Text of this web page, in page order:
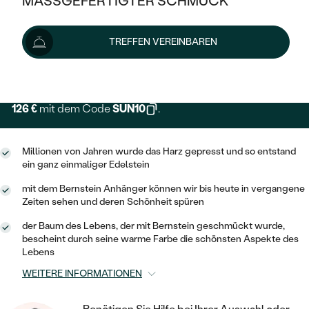
KLASSISCH
MEMOIRE
V-FORM
VINTAGE
GEHÄMMERTE
VON HAND GRAVIERTE
MIT MEHREREN DIAMANTEN
HALO
IM SET
AUSSERGEWÖHNLICH
GESTALTE EINEN RING
WÄHLE EINEN RING
AUSVERKAUF
WENN SCHMUCK HILFT
NACH TYP
OHRRINGE
RINGE
ANHÄNGER / KETTEN
ARMBÄNDER
SCHMUCKSET
PLATIN
CREOLEN
MINIMALISTISCHE
OHRHÄNGER
SOLITÄR
GOLD
SILBER
SOLITÄR
ZUR GEBURT EINES KINDES
PERSONALISIERT
AUSVERKAUF
GOLD
PLATIN
MEMOIRE
MINIMALISTISCHE
TREFFEN VEREINBAREN
140 €
126 € mit dem CodeSUN10 .
Millionen von Jahren wurde das Harz gepresst und so entstand
ein ganz einmaliger Edelstein
mit dem Bernstein Anhänger können wir bis heute in vergangene
Zeiten sehen und deren Schönheit spüren
der Baum des Lebens, der mit Bernstein geschmückt wurde,
bescheint durch seine warme Farbe die schönsten Aspekte des
Lebens
WEITERE INFORMATIONEN